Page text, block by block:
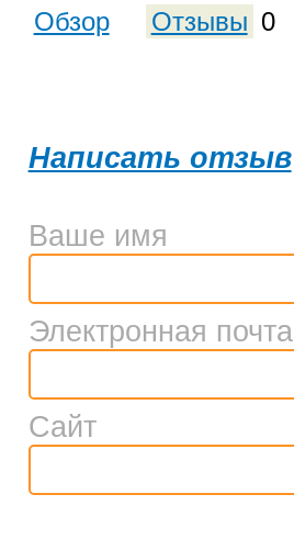
Обзор Отзывы 0
Написать отзыв
Ваше имя
Электронная почта
Сайт